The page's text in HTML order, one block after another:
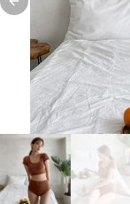
Previous slide